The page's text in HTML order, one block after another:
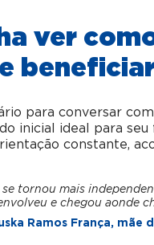
ver
para conversar
inicial ideal para
constante,
se tornou mais
e chegou aonde
Ramos França, mãe